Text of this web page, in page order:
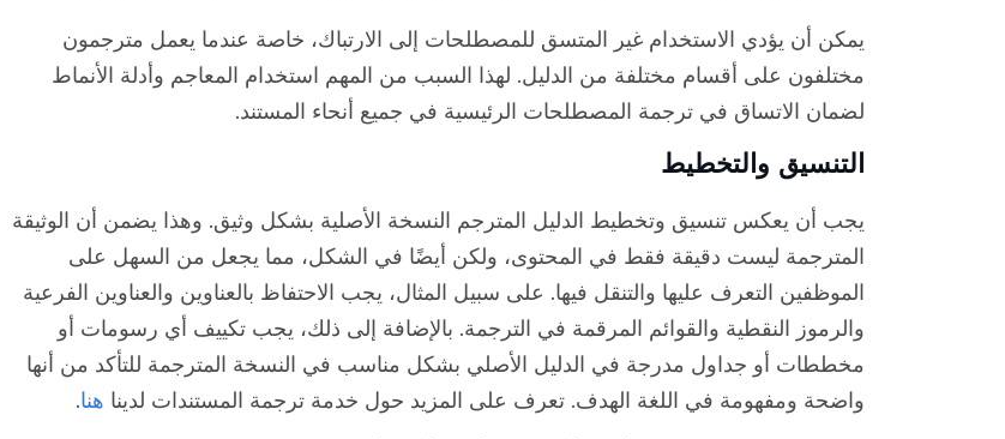
يمكن أن يؤدي الاستخدام غير المتسق للمصطلحات إلى الارتباك، خاصة عندما يعمل مترجمون
مختلفون على أقسام مختلفة من الدليل. لهذا السبب من المهم استخدام المعاجم وأدلة الأنماط
لضمان الاتساق في ترجمة المصطلحات الرئيسية في جميع أنحاء المستند.
التنسيق والتخطيط
يجب أن يعكس تنسيق وتخطيط الدليل المترجم النسخة الأصلية بشكل وثيق. وهذا يضمن أن الوثيقة
المترجمة ليست دقيقة فقط في المحتوى، ولكن أيضًا في الشكل، مما يجعل من السهل على
الموظفين التعرف عليها والتنقل فيها. على سبيل المثال، يجب الاحتفاظ بالعناوين والعناوين الفرعية
والرموز النقطية والقوائم المرقمة في الترجمة. بالإضافة إلى ذلك، يجب تكييف أي رسومات أو
مخططات أو جداول مدرجة في الدليل الأصلي بشكل مناسب في النسخة المترجمة للتأكد من أنها
واضحة ومفهومة في اللغة الهدف. تعرف على المزيد حول خدمة ترجمة المستندات لدينا هنا.